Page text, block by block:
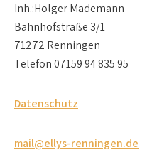
Inh.:Holger Mademann
Bahnhofstraße 3/1
71272 Renningen
Telefon 07159 94 835 95
Datenschutz
mail@ellys-renningen.de